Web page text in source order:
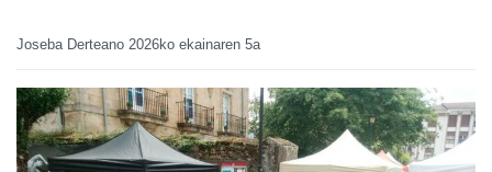
Joseba Derteano 2026ko ekainaren 5a